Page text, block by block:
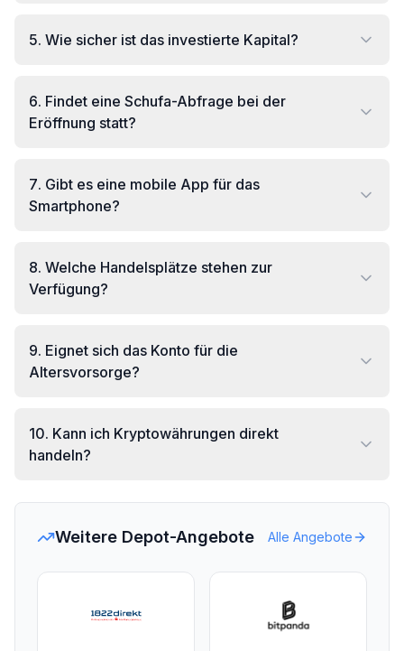
5. Wie sicher ist das investierte Kapital?
6. Findet eine Schufa-Abfrage bei der
Eröffnung statt?
7. Gibt es eine mobile App für das
Smartphone?
8. Welche Handelsplätze stehen zur
Verfügung?
9. Eignet sich das Konto für die
Altersvorsorge?
10. Kann ich Kryptowährungen direkt
handeln?
Weitere Depot-Angebote Alle Angebote